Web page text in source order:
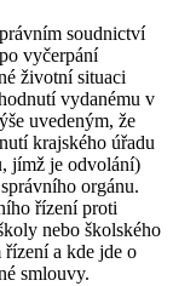
soudnictví
vyčerpání
životní situaci
vydanému v
uvedeným, že
krajského úřadu
jímž je odvolání)
orgánu.
řízení proti
nebo školského
řízení a kde jde o
smlouvy.